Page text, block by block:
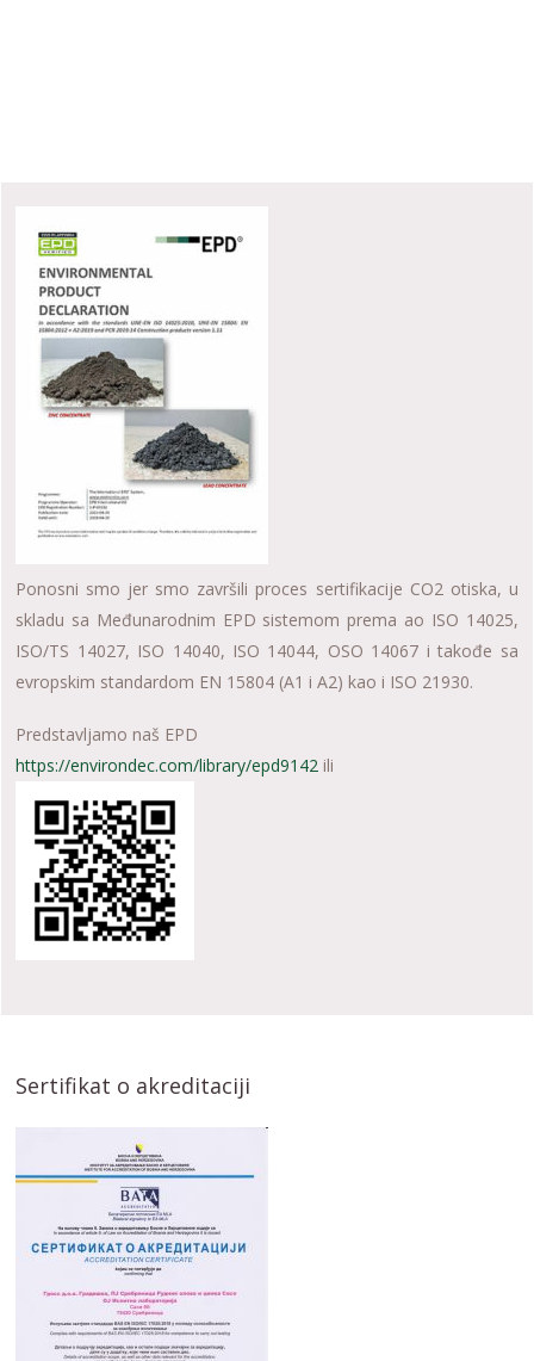
Ponosni smo jer smo završili proces sertifikacije CO2 otiska, u
skladu sa Međunarodnim EPD sistemom prema ao ISO 14025,
ISO/TS 14027, ISO 14040, ISO 14044, OSO 14067 i takođe sa
evropskim standardom EN 15804 (A1 i A2) kao i ISO 21930.
Predstavlјamo naš EPD
https://environdec.com/library/epd9142 ili
Sertifikat o akreditaciji